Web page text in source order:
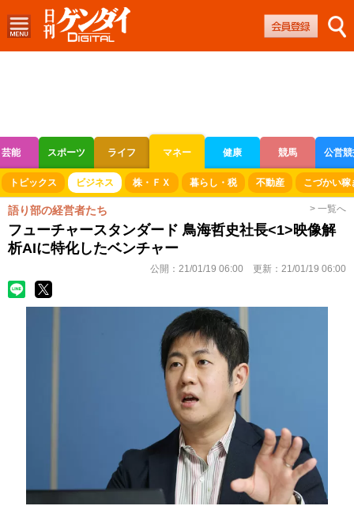
芸能 スポーツ ライフ マネー 健康 競馬 公営
ボートレース 競輪 オートレース
トピックス ビジネス 株・ＦＸ 暮らし・税 不動産 こづかい稼
語り部の経営者たち > 一覧へ
フューチャースタンダード 鳥海哲史社長<1>映像解
析AIに特化したベンチャー
公開： 21/01/19 06:00 更新： 21/01/19 06:00